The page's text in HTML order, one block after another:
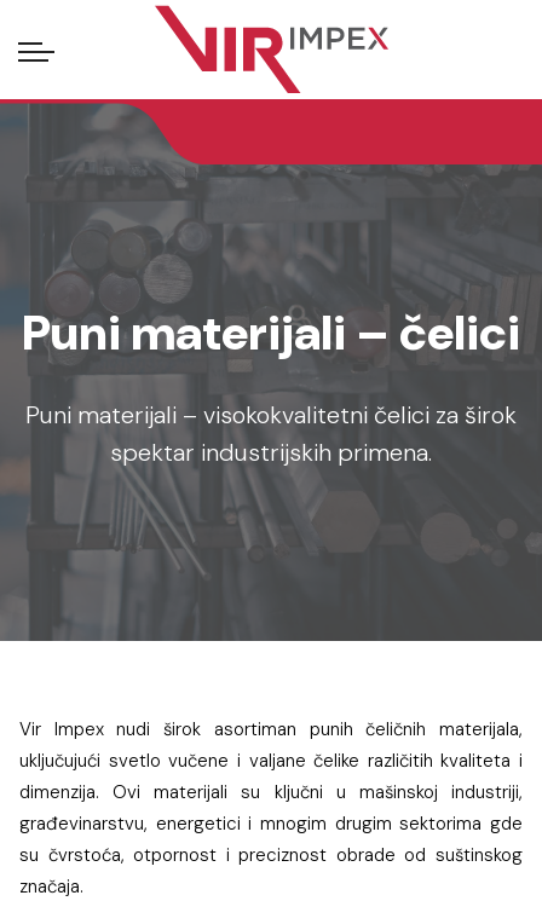
Puni materijali – čelici
Puni materijali – visokokvalitetni čelici za širok
spektar industrijskih primena.
Vir Impex nudi širok asortiman punih čeličnih materijala,
uključujući svetlo vučene i valjane čelike različitih kvaliteta i
dimenzija. Ovi materijali su ključni u mašinskoj industriji,
građevinarstvu, energetici i mnogim drugim sektorima gde
su čvrstoća, otpornost i preciznost obrade od suštinskog
značaja.